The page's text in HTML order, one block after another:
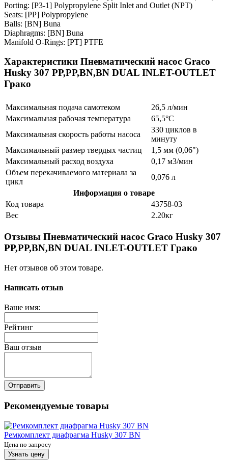
Porting: [P3-1] Polypropylene Split Inlet and Outlet (NPT)
Seats: [PP] Polypropylene
Balls: [BN] Buna
Diaphragms: [BN] Buna
Manifold O-Rings: [PT] PTFE
Характеристики Пневматический насос Graco
Husky 307 PP,PP,BN,BN DUAL INLET-OUTLET
Грако
Максимальная подача самотеком
26,5 л/мин
Максимальная рабочая температура
65,5°C
Максимальная скорость работы насоса
330 циклов в
минуту
Максимальный размер твердых частиц
1,5 мм (0,06")
Максимальный расход воздуха
0,17 м3/мин
Объем перекачиваемого материала за
цикл
0,076 л
Информация о товаре
Код товара
43758-03
Вес
2.20кг
Отзывы Пневматический насос Graco Husky 307
PP,PP,BN,BN DUAL INLET-OUTLET Грако
Нет отзывов об этом товаре.
Написать отзыв
Ваше имя:
Рейтинг
Ваш отзыв
Отправить
Рекомендуемые товары
Ремкомплект диафрагма Husky 307 BN
Цена по запросу
Узнать цену